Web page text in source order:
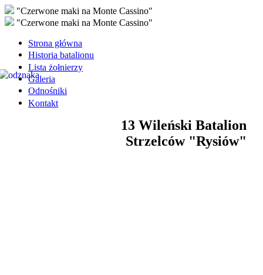
"Czerwone maki na Monte Cassino"
"Czerwone maki na Monte Cassino"
Strona główna
Historia batalionu
Lista żołnierzy
Galeria
Odnośniki
Kontakt
13 Wileński Batalion
Strzelców "Rysiów"